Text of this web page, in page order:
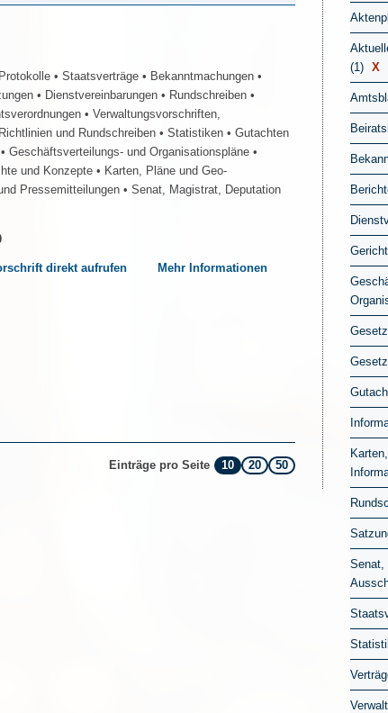
• Staatsverträge • Bekanntmachungen •
• Dienstvereinbarungen • Rundschreiben •
• Verwaltungsvorschriften,
und Rundschreiben • Statistiken • Gutachten
• Geschäftsverteilungs- und Organisationspläne •
und Konzepte • Karten, Pläne und Geo-
Pressemitteilungen • Senat, Magistrat, Deputation
direkt aufrufen Mehr Informationen
Einträge pro Seite 10 20 50
(1) X
Senat,